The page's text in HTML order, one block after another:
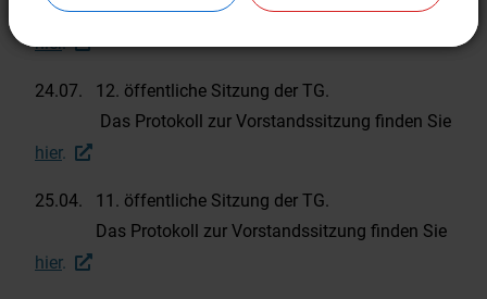
Das Protokoll zur Vorstandssitzung finden Sie
hier.
24.07. 12. öffentliche Sitzung der TG.
Das Protokoll zur Vorstandssitzung finden Sie
hier.
25.04. 11. öffentliche Sitzung der TG.
Das Protokoll zur Vorstandssitzung finden Sie
hier.